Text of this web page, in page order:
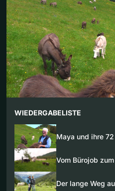
WIEDERGABELISTE
Maya und ihre
Vom Bürojob
Der lange Weg